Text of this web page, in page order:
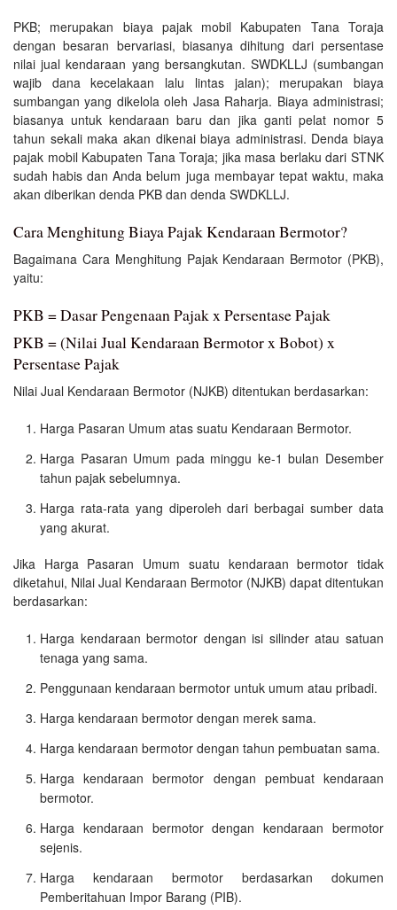
PKB; merupakan biaya pajak mobil Kabupaten Tana Toraja
dengan besaran bervariasi, biasanya dihitung dari persentase
nilai jual kendaraan yang bersangkutan. SWDKLLJ (sumbangan
wajib dana kecelakaan lalu lintas jalan); merupakan biaya
sumbangan yang dikelola oleh Jasa Raharja. Biaya administrasi;
biasanya untuk kendaraan baru dan jika ganti pelat nomor 5
tahun sekali maka akan dikenai biaya administrasi. Denda biaya
pajak mobil Kabupaten Tana Toraja; jika masa berlaku dari STNK
sudah habis dan Anda belum juga membayar tepat waktu, maka
akan diberikan denda PKB dan denda SWDKLLJ.
Cara Menghitung Biaya Pajak Kendaraan Bermotor?
Bagaimana Cara Menghitung Pajak Kendaraan Bermotor (PKB),
yaitu:
PKB = Dasar Pengenaan Pajak x Persentase Pajak
PKB = (Nilai Jual Kendaraan Bermotor x Bobot) x
Persentase Pajak
Nilai Jual Kendaraan Bermotor (NJKB) ditentukan berdasarkan:
Harga Pasaran Umum atas suatu Kendaraan Bermotor.
Harga Pasaran Umum pada minggu ke-1 bulan Desember
tahun pajak sebelumnya.
Harga rata-rata yang diperoleh dari berbagai sumber data
yang akurat.
Jika Harga Pasaran Umum suatu kendaraan bermotor tidak
diketahui, Nilai Jual Kendaraan Bermotor (NJKB) dapat ditentukan
berdasarkan:
Harga kendaraan bermotor dengan isi silinder atau satuan
tenaga yang sama.
Penggunaan kendaraan bermotor untuk umum atau pribadi.
Harga kendaraan bermotor dengan merek sama.
Harga kendaraan bermotor dengan tahun pembuatan sama.
Harga kendaraan bermotor dengan pembuat kendaraan
bermotor.
Harga kendaraan bermotor dengan kendaraan bermotor
sejenis.
Harga kendaraan bermotor berdasarkan dokumen
Pemberitahuan Impor Barang (PIB).